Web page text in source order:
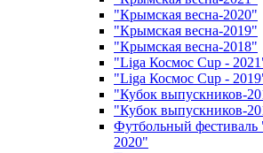
"Крымская весна-2020"
"Крымская весна-2019"
"Крымская весна-2018"
"Liga Космос Cup -
"Liga Космос Cup -
"Кубок выпускников-
"Кубок выпускников-
Футбольный
2020"